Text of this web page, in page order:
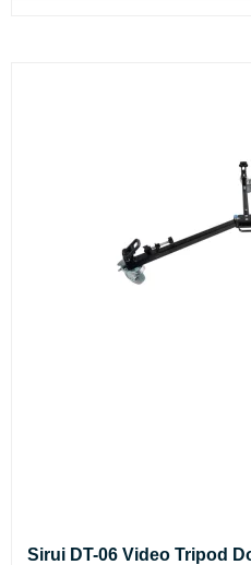
Sirui DT-06 Video Tripod